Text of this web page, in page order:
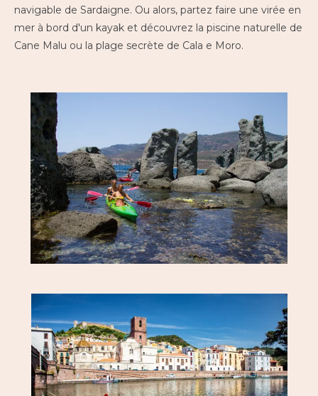
navigable de Sardaigne. Ou alors, partez faire une virée en
mer à bord d'un kayak et découvrez la piscine naturelle de
Cane Malu ou la plage secrète de Cala e Moro.